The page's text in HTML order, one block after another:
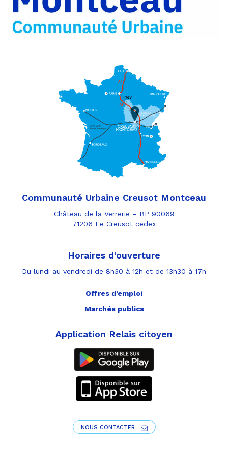
Communauté Urbaine Creusot Montceau
Château de la Verrerie – BP 90069
71206 Le Creusot cedex
Horaires d’ouverture
Du lundi au vendredi de 8h30 à 12h et de 13h30 à 17h
Offres d’emploi
Marchés publics
Application Relais citoyen
NOUS CONTACTER